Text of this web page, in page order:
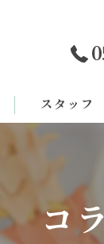
スタッフ
コ